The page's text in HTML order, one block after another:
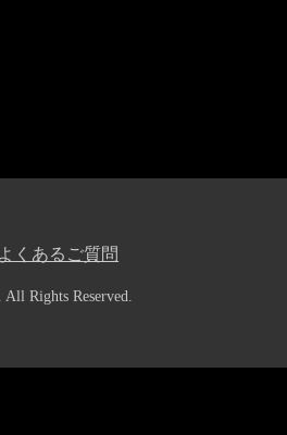
よくあるご質問
Rights Reserved.